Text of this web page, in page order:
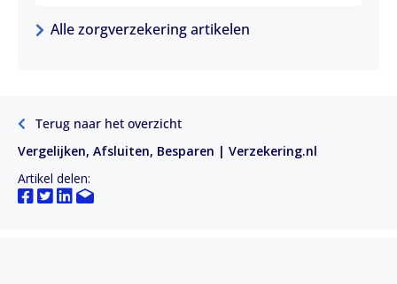
Alle zorgverzekering artikelen
Terug naar het overzicht
Vergelijken, Afsluiten, Besparen | Verzekering.nl
Artikel delen: